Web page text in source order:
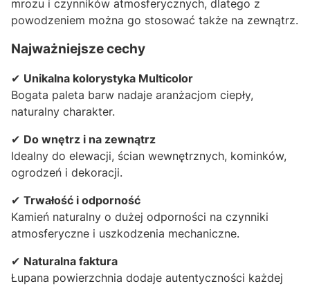
mrozu i czynników atmosferycznych, dlatego z
powodzeniem można go stosować także na zewnątrz.
Najważniejsze cechy
✔ Unikalna kolorystyka Multicolor
Bogata paleta barw nadaje aranżacjom ciepły,
naturalny charakter.
✔ Do wnętrz i na zewnątrz
Idealny do elewacji, ścian wewnętrznych, kominków,
ogrodzeń i dekoracji.
✔ Trwałość i odporność
Kamień naturalny o dużej odporności na czynniki
atmosferyczne i uszkodzenia mechaniczne.
✔ Naturalna faktura
Łupana powierzchnia dodaje autentyczności każdej